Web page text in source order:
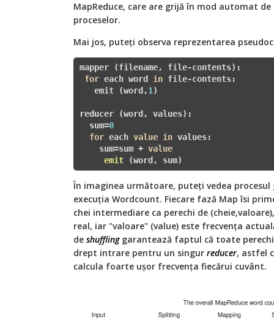
MapReduce, care are grijă în mod automat
proceselor.
Mai jos, puteți observa reprezentarea
mapper (filename, file-contents):
for each word in file-contents:
   emit (word,
1 )
reducer (word, values):
  sum=
0
for each value in values:
    sum=sum +
value
emit
(word, sum)
În imaginea următoare, puteți vedea procesul
execuția Wordcount. Fiecare fază Map îsi
chei intermediare ca perechi de
real, iar "valoare" (value) este frecvența
de shufflinggarantează faptul că toate
drept intrare pentru un singur reducer, astfel
calcula foarte ușor frecvența fiecărui cuvânt.